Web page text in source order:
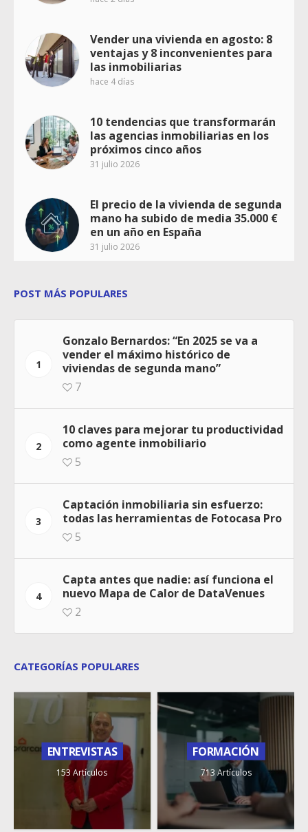
Vender una vivienda en agosto: 8
ventajas y 8 inconvenientes para
las inmobiliarias
hace 4 días
10 tendencias que transformarán
las agencias inmobiliarias en los
próximos cinco años
31 julio 2026
El precio de la vivienda de segunda
mano ha subido de media 35.000 €
en un año en España
31 julio 2026
POST MÁS POPULARES
1
Gonzalo Bernardos: “En 2025 se va a
vender el máximo histórico de
viviendas de segunda mano”
7
2
10 claves para mejorar tu productividad
como agente inmobiliario
5
3
Captación inmobiliaria sin esfuerzo:
todas las herramientas de Fotocasa Pro
5
4
Capta antes que nadie: así funciona el
nuevo Mapa de Calor de DataVenues
2
CATEGORÍAS POPULARES
ENTREVISTAS
153 Artículos
FORMACIÓN
713 Artículos